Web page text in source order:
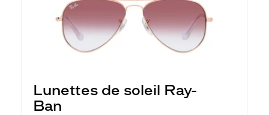
Lunettes de soleil Ray-
Ban